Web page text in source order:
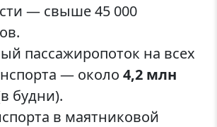
— свыше 45 000
пассажиропоток на всех
— около 4,2 млн
будни).
в маятниковой